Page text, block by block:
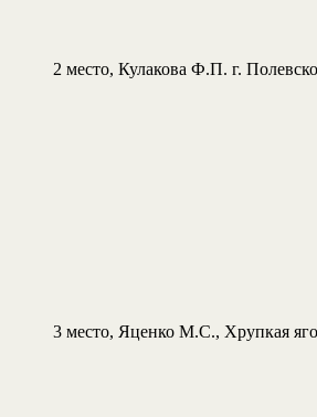
2 место, Кулакова Ф.П. г.
3 место, Яценко М.С., Хрупкая